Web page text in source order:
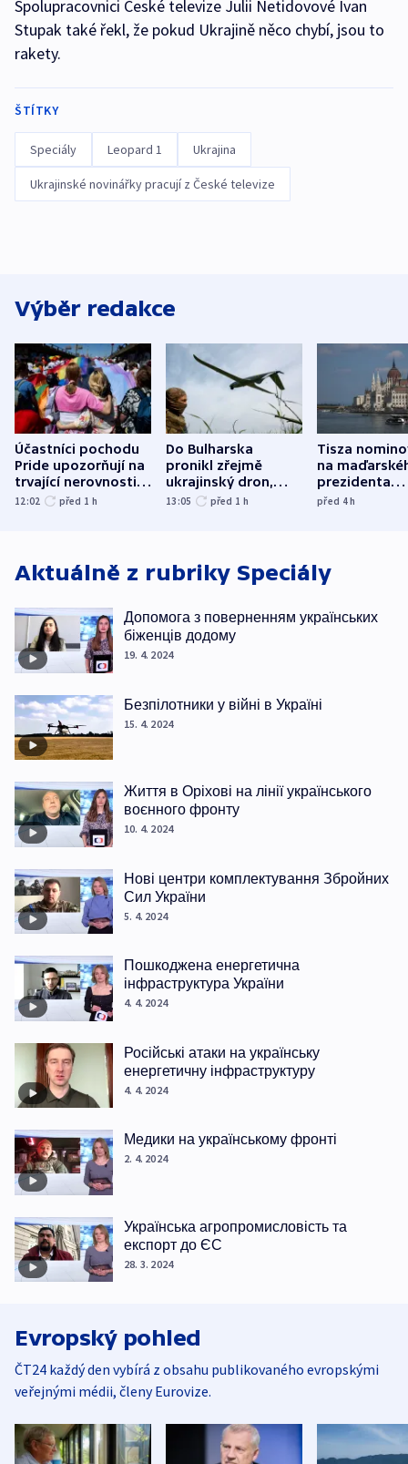
Spolupracovnici České televize Julii Netidovové Ivan
Stupak také řekl, že pokud Ukrajině něco chybí, jsou to
rakety.
ŠTÍTKY
Speciály Leopard 1 Ukrajina
Ukrajinské novinářky pracují z České televize
Výběr redakce
Účastníci pochodu
Pride upozorňují na
trvající nerovnosti i
společenskou
12:02 před 1 h
Do Bulharska
pronikl zřejmě
ukrajinský dron,
explodoval kilometr
13:05 před 1 h
Tisza
na
prezidenta
bývalého
před 4h
Aktuálně z rubriky Speciály
Допомога з поверненням українських
біженців додому
19. 4. 2024
Безпілотники у війні в Україні
15. 4. 2024
Життя в Оріхові на лінії українського
воєнного фронту
10. 4. 2024
Нові центри комплектування Збройних
Сил України
5. 4. 2024
Пошкоджена енергетична
інфраструктура України
4. 4. 2024
Російські атаки на українську
енергетичну інфраструктуру
4. 4. 2024
Медики на українському фронті
2. 4. 2024
Українська агропромисловість та
експорт до ЄС
28. 3. 2024
Evropský pohled
ČT24 každý den vybírá z obsahu publikovaného evropskými
veřejnými médii, členy Eurovize.